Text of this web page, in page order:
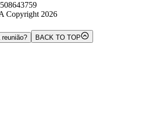
Copyright 2026
reunião? BACK TO TOP